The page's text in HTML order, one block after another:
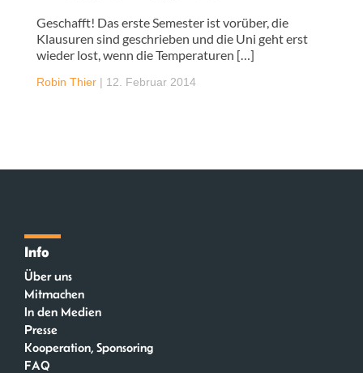
Geschafft! Das erste Semester ist vorüber, die
Klausuren sind geschrieben und die Uni geht erst
wieder lost, wenn die Temperaturen […]
Robin Thier | 12. Februar 2014
Info
Über uns
Mitmachen
In den Medien
Presse
Kooperation, Sponsoring
FAQ